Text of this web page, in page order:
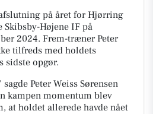
på året for Hjørring
Højene IF på
2024. Frem-træner Peter
tilfreds med holdets
sidste opgør.
Peter Weiss Sørensen
kampen momentum blev
at holdet allerede havde nået